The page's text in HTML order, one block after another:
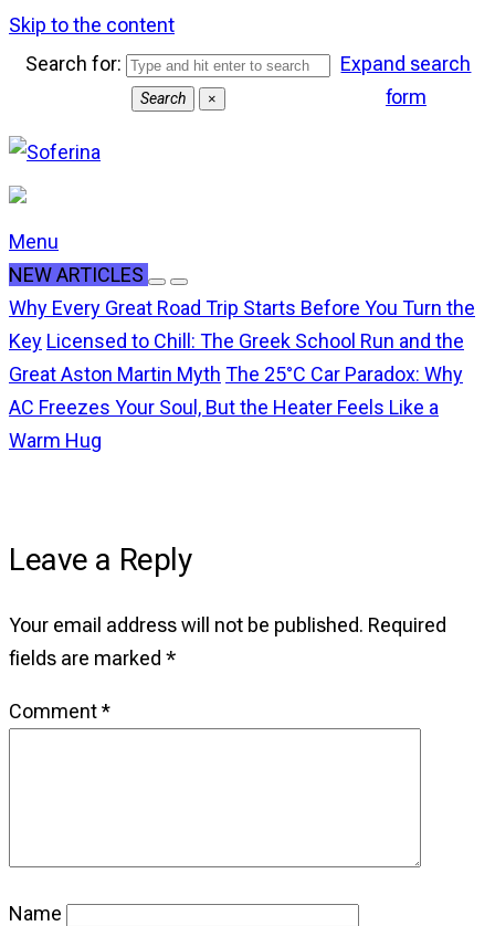
Skip to the content
Search for:
Search ×
Expand search
form
Menu
NEW ARTICLES
Why Every Great Road Trip Starts Before You Turn the
Key Licensed to Chill: The Greek School Run and the
Great Aston Martin Myth The 25°C Car Paradox: Why
AC Freezes Your Soul, But the Heater Feels Like a
Warm Hug
Leave a Reply
Your email address will not be published. Required
fields are marked *
Comment*
Name